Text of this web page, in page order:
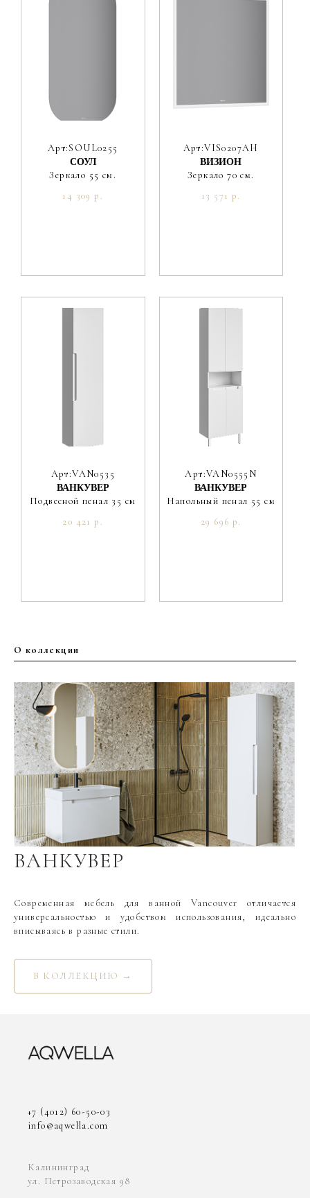
21.6
Арт:SOUL0255
СОУЛ
Зеркало 55 см.
14 309 р.
Арт:VIS0207AH
ВИЗИОН
Зеркало 70 см.
13 571 р.
Арт:VAN0535
ВАНКУВЕР
Подвесной пенал 35 см
20 421 р.
Арт:VAN0555N
ВАНКУВЕР
Напольный пенал 55 см
29 696 р.
О коллекции
ВАНКУВЕР
Современная мебель для ванной Vancouver отличается
универсальностью и удобством использования, идеально
вписываясь в разные стили.
В КОЛЛЕКЦИЮ →
+7 (4012) 60-50-03
info@aqwella.com
Калининград
ул. Петрозаводская 98